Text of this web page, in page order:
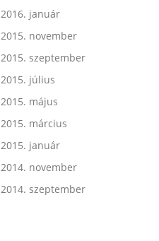
2016. január
2015. november
2015. szeptember
2015. július
2015. május
2015. március
2015. január
2014. november
2014. szeptember